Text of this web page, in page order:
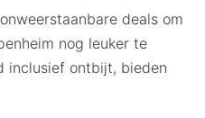
deals om
nog leuker te
inclusief ontbijt, bieden